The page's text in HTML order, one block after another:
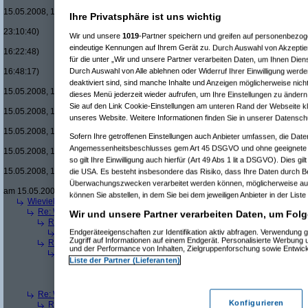
15.05.2008, 18:08:08)
Re(15): Men in Black um £12.33
23:10:40)
Re(16): Men in Black um
16:22:48)
Re(17): Men in Black um
16:48:17)
Re(18): Men in Black
15.05.2008, 17:37:21)
Re(19): Men in Black
15.05.2008, 17:43:00)
Re(20): Men in
15.05.2008, 17:46:13)
Re(21): Men in
15.05.2008, 17:49:46)
Re(22): Men
15.05.2008, 18:07:18)
Re(23):
am 15.05.2008, 18:13:17)
Wieviele blus/hd-dvds habt ihr schon?
am 15.05.2008, 18:06:08)
Re: Wieviele blus/hd-dvds habt ihr schon?(ducducam 15.05.2008,
Re(2): Wieviele blus/hd-dvds habt ihr schon?
am 15.05.2008,
Re(3): Wieviele blus/hd-dvds habt ihr schon? (ducduc am
Re(2): Wieviele blus/hd-dvds habt ihr schon?(hackenbusham
Re(3): Wieviele blus/hd-dvds habt ihr schon?(ducduc am
Re(4): Wieviele blus/hd-dvds habt ihr schon?
Re: Wieviele blus/hd-dvds habt ihr schon?
Re(2): Wieviele blus/hd-dvds habt ihr schon?
ducducam
Ihre Privatsphäre ist uns wichtig
Wir und unsere 1019-Partner speichern und greifen auf
eindeutige Kennungen auf Ihrem Gerät zu. Durch Auswahl von
für die unter „Wir und unsere Partner verarbeiten Daten, um Ihnen
Durch Auswahl von Alle ablehnen oder Widerruf Ihrer Einwilligung
deaktiviert sind, sind manche Inhalte und Anzeigen möglicherweise
dieses Menü jederzeit wieder aufrufen, um Ihre Einstellungen zu
Sie auf den Link Cookie-Einstellungen am unteren Rand der Webseite
unseres Website. Weitere Informationen finden Sie in unserer
Sofern Ihre getroffenen Einstellungen auch Anbieter umfassen, die
Angemessenheitsbeschlusses gem Art 45 DSGVO und ohne
so gilt Ihre Einwilligung auch hierfür (Art 49 Abs 1 lit a DSGVO). Dies
die USA. Es besteht insbesondere das Risiko, dass Ihre Daten durch
Überwachungszwecken verarbeitet werden können, möglicherweise
können Sie abstellen, in dem Sie bei dem jeweiligen Anbieter in der
Wir und unsere Partner verarbeiten Daten, um
Endgeräteeigenschaften zur Identifikation aktiv abfragen. Verwendung
Zugriff auf Informationen auf einem Endgerät. Personalisierte Werbung
und der Performance von Inhalten, Zielgruppenforschung sowie
Liste der Partner (Lieferanten)
Konfigurieren